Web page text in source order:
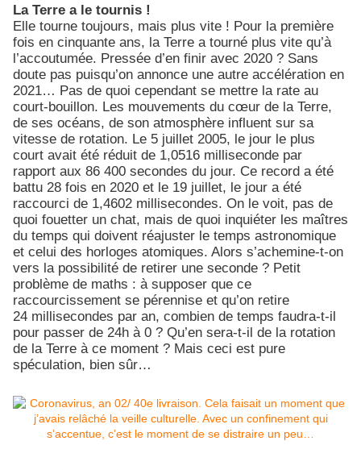
La Terre a le tournis !
Elle tourne toujours, mais plus vite ! Pour la première
fois en cinquante ans, la Terre a tourné plus vite qu’à
l’accoutumée. Pressée d’en finir avec 2020 ? Sans
doute pas puisqu’on annonce une autre accélération en
2021… Pas de quoi cependant se mettre la rate au
court-bouillon. Les mouvements du cœur de la Terre,
de ses océans, de son atmosphère influent sur sa
vitesse de rotation. Le 5 juillet 2005, le jour le plus
court avait été réduit de 1,0516 milliseconde par
rapport aux 86 400 secondes du jour. Ce record a été
battu 28 fois en 2020 et le 19 juillet, le jour a été
raccourci de 1,4602 millisecondes. On le voit, pas de
quoi fouetter un chat, mais de quoi inquiéter les maîtres
du temps qui doivent réajuster le temps astronomique
et celui des horloges atomiques. Alors s’achemine-t-on
vers la possibilité de retirer une seconde ? Petit
problème de maths : à supposer que ce
raccourcissement se pérennise et qu’on retire
24 millisecondes par an, combien de temps faudra-t-il
pour passer de 24h à 0 ? Qu’en sera-t-il de la rotation
de la Terre à ce moment ? Mais ceci est pure
spéculation, bien sûr…